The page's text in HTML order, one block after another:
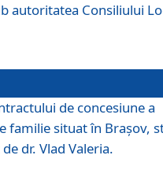
autoritatea Consiliului
de concesiune a
familie situat în Braşov,
dr. Vlad Valeria.